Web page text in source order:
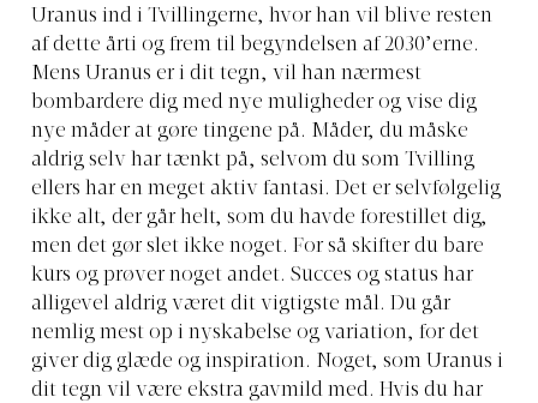
Uranus ind i Tvillingerne, hvor han vil blive resten
af dette årti og frem til begyndelsen af 2030’erne.
Mens Uranus er i dit tegn, vil han nærmest
bombardere dig med nye muligheder og vise dig
nye måder at gøre tingene på. Måder, du måske
aldrig selv har tænkt på, selvom du som Tvilling
ellers har en meget aktiv fantasi. Det er selvfølgelig
ikke alt, der går helt, som du havde forestillet dig,
men det gør slet ikke noget. For så skifter du bare
kurs og prøver noget andet. Succes og status har
alligevel aldrig været dit vigtigste mål. Du går
nemlig mest op i nyskabelse og variation, for det
giver dig glæde og inspiration. Noget, som Uranus i
dit tegn vil være ekstra gavmild med. Hvis du har